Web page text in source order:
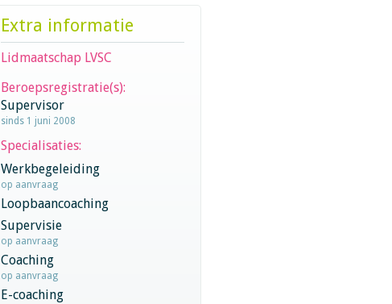
Extra informatie
Lidmaatschap LVSC
Beroepsregistratie(s):
Supervisor
sinds 1 juni 2008
Specialisaties:
Werkbegeleiding
op aanvraag
Loopbaancoaching
Supervisie
op aanvraag
Coaching
op aanvraag
E-coaching